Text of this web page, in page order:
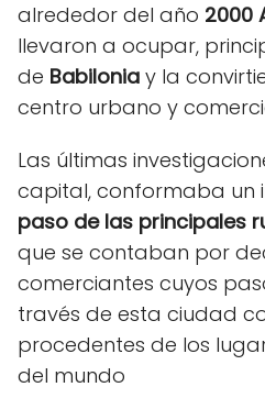
alrededor del año 2000
llevaron a ocupar,
de Babilonia y la
centro urbano y
Las últimas
capital, conformaba un
paso de las principales
que se contaban por
comerciantes cuyos
través de esta ciudad
procedentes de los
del mundo